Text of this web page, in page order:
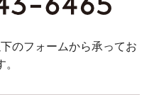
のフォームから承ってお
。